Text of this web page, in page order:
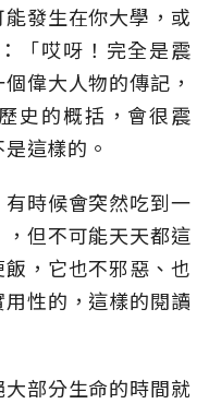
發生在你大學，或
「哎呀！完全是震
偉大人物的傳記，
史的概括，會很震
這樣的。
時候會突然吃到一
但不可能天天都這
，它也不邪惡、也
性的，這樣的閱讀
部分生命的時間就